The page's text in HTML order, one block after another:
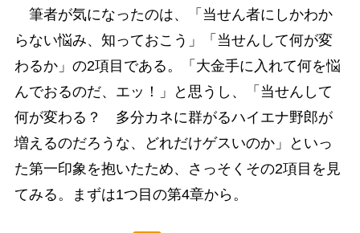
筆者が気になったのは、「当せん者にしかわか
らない悩み、知っておこう」「当せんして何が変
わるか」の2項目である。「大金手に入れて何を悩
んでおるのだ、エッ！」と思うし、「当せんして
何が変わる？ 多分カネに群がるハイエナ野郎が
増えるのだろうな、どれだけゲスいのか」といっ
た第一印象を抱いたため、さっそくその2項目を見
てみる。まずは1つ目の第4章から。